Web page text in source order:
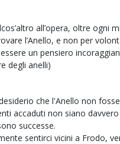
all’opera, oltre ogni
l’Anello, e non per
un pensiero
degli anelli)
che l'Anello non
accaduti non siano
successe.
sentirci vicini a Frodo,